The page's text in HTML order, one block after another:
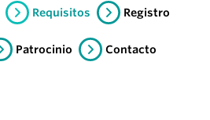
Requisitos Registro
Patrocinio Contacto